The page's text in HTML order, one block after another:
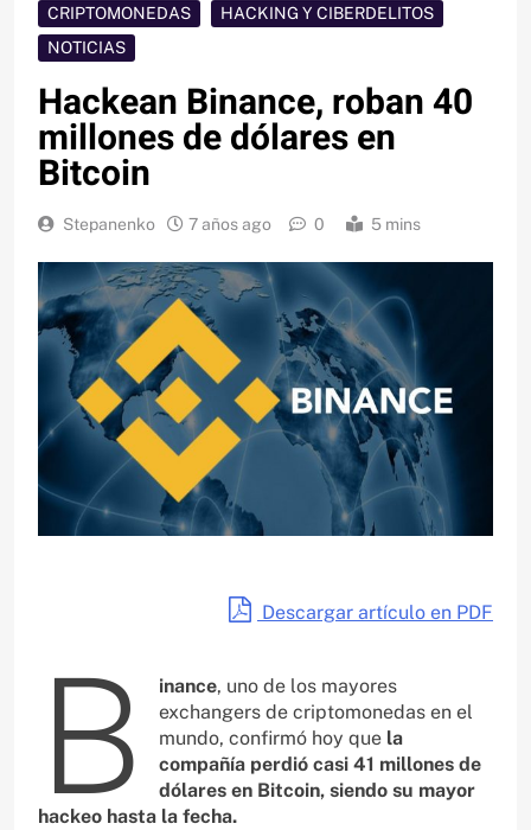
CRIPTOMONEDAS
HACKING Y CIBERDELITOS
NOTICIAS
Hackean Binance, roban 40
millones de dólares en
Bitcoin
Stepanenko 7 años ago 0 5 mins
Descargar artículo en PDF
B inance, uno de los mayores
exchangers de criptomonedas en el
mundo, confirmó hoy que la
compañía perdió casi 41 millones de
dólares en Bitcoin, siendo su mayor
hackeo hasta la fecha.